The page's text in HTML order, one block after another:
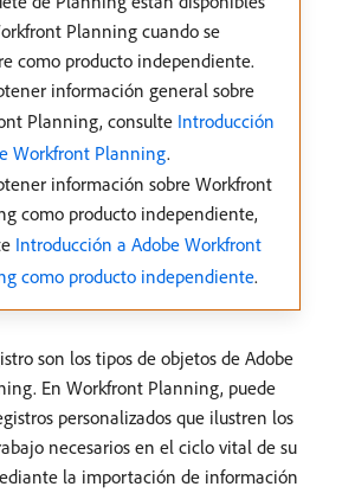
Planning cuando se
como producto independiente.
información general sobre
Planning, consulte Introducción
Workfront Planning.
información sobre Workfront
como producto independiente,
Introducción a Adobe Workfront
como producto independiente.
son los tipos de objetos de Adobe
En Workfront Planning, puede
personalizados que ilustren los
necesarios en el ciclo vital de su
la importación de información